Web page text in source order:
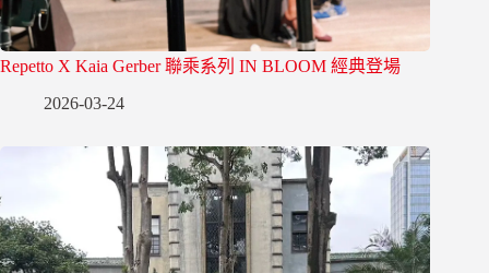
Repetto X Kaia Gerber 聯乘系列 IN BLOOM 經典登場
2026-03-24